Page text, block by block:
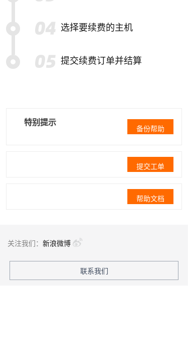
选择要续费的主机
提交续费订单并结算
特别提示
备份帮助
提交工单
帮助文档